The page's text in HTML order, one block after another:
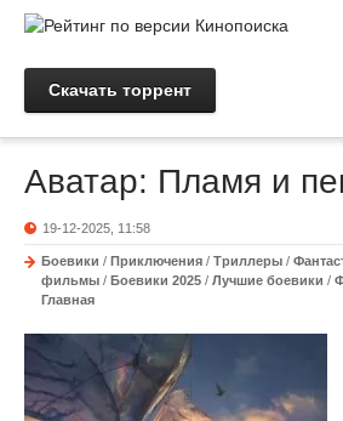
Скачать торрент
Аватар: Пламя и
19-12-2025, 11:58
Боевики / Приключения / Триллеры /
фильмы / Боевики 2025 / Лучшие боевики /
Главная